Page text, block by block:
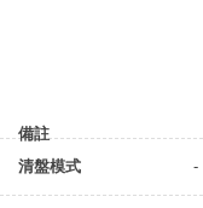
備註
清盤模式
-